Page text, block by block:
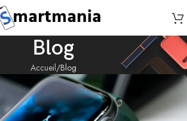
Blog
Accueil Blog